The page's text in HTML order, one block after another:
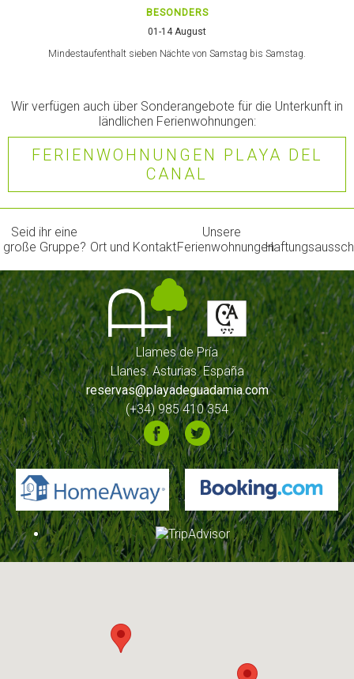
BESONDERS
01-14 August
Mindestaufenthalt sieben Nächte von Samstag bis Samstag.
Wir verfügen auch über Sonderangebote für die Unterkunft in
ländlichen Ferienwohnungen:
FERIENWOHNUNGEN PLAYA DEL
CANAL
Seid ihr eine
große Gruppe? Ort und Kontakt
Unsere
Ferienwohnungen
Llames de Pría
Llanes. Asturias. España
reservas@playadeguadamia.com
(+34) 985 410 354